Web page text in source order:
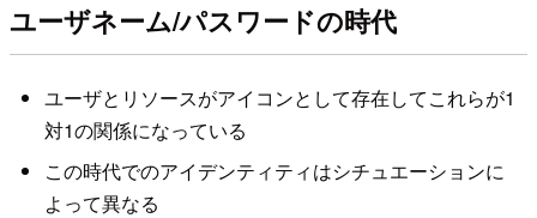
ユーザネーム/パスワードの時代
ユーザとリソースがアイコンとして存在してこれらが1
対1の関係になっている
この時代でのアイデンティティはシチュエーションに
よって異なる